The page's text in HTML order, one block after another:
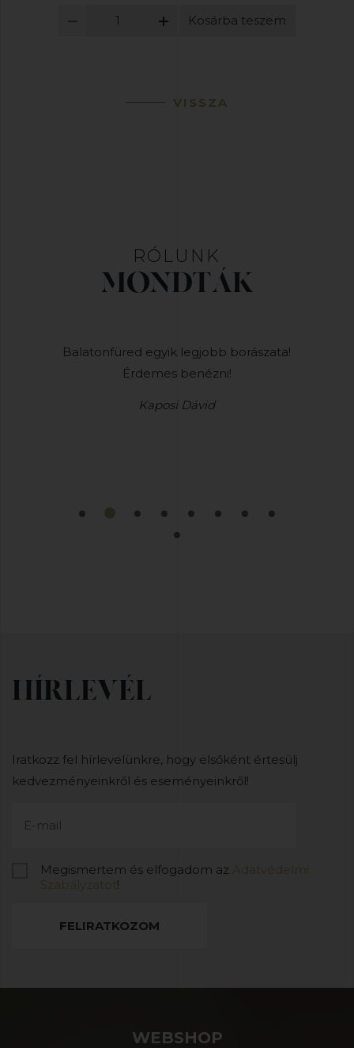
Kosárba teszem
VISSZA
RÓLUNK
MONDTÁK
Balatonfüred egyik legjobb borászata!
Érdemes benézni!
Kaposi Dávid
HÍRLEVÉL
Iratkozz fel hírlevelünkre, hogy elsőként értesülj
kedvezményeinkről és eseményeinkről!
Megismertem és elfogadom az Adatvédelmi
Szabályzatot !
FELIRATKOZOM
WEBSHOP